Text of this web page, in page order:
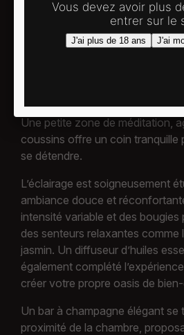
Les murs sont peints dans des
sombres, créant un cadre
pieds ajoute une sensation de
Une petite zone de méditation,
coussins offre un coin tranquille
se détendre.
L’éclairage est soigneusement
ambiance douce et
intensité variable et des
des senteurs relaxantes comme
jasmin. Un diffuseur d’huiles
également complété
créer votre propre oasis de
Un bar à champagne élégant se
proximité de la chambre,